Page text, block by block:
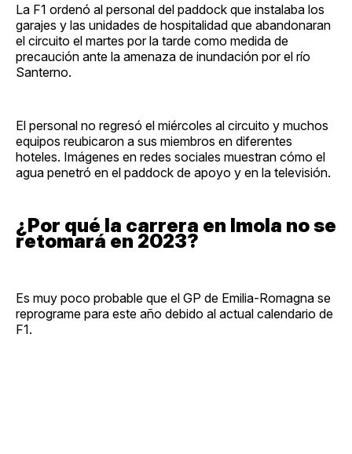
La F1 ordenó al personal del paddock que instalaba los
garajes y las unidades de hospitalidad que abandonaran
el circuito el martes por la tarde como medida de
precaución ante la amenaza de inundación por el río
Santerno.
El personal no regresó el miércoles al circuito y muchos
equipos reubicaron a sus miembros en diferentes
hoteles. Imágenes en redes sociales muestran cómo el
agua penetró en el paddock de apoyo y en la televisión.
¿Por qué la carrera en Imola no se
retomará en 2023?
Es muy poco probable que el GP de Emilia-Romagna se
reprograme para este año debido al actual calendario de
F1.